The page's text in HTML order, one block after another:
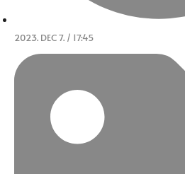
2023. DEC 7. / 17:45